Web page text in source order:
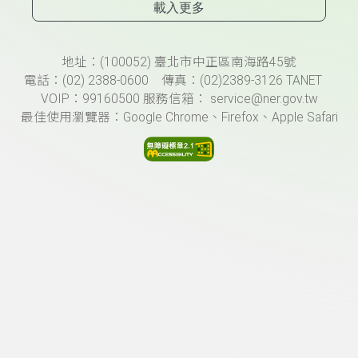
載入更多
頁尾資訊地址：(100052) 臺北市中正區南海路45號
電話：(02) 2388-0600 傳真：(02)2389-3126 TANET
VOIP：99160500 服務信箱： service@ner.gov.tw
最佳使用瀏覽器：Google Chrome、Firefox、Apple Safari